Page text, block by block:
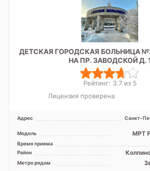
ДЕТСКАЯ ГОРОДСКАЯ БОЛЬНИЦА
НА ПР. ЗАВОДСКОЙ Д.
Рейтинг: 3.7 из 5
Лицензия проверена
Адрес
Санкт-
Модель
МРТ
Время приема
Район
Метро рядом